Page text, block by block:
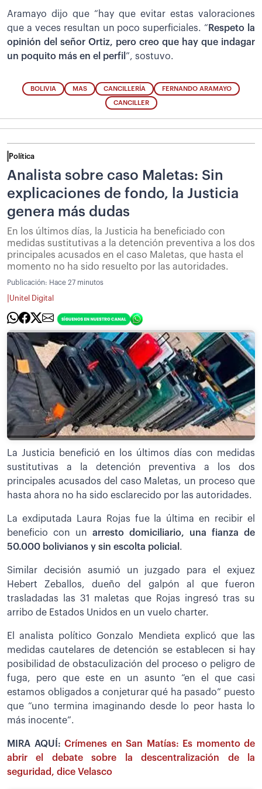
Aramayo dijo que “hay que evitar estas valoraciones
que a veces resultan un poco superficiales. “ Respeto la
opinión del señor Ortiz, pero creo que hay que indagar
un poquito más en el perfil ”, sostuvo.
BOLIVIA MAS CANCILLERÍA FERNANDO ARAMAYO
CANCILLER
Política
Analista sobre caso Maletas: Sin
explicaciones de fondo, la Justicia
genera más dudas
En los últimos días, la Justicia ha beneficiado con
medidas sustitutivas a la detención preventiva a los dos
principales acusados en el caso Maletas, que hasta el
momento no ha sido resuelto por las autoridades.
Publicación: Hace 27 minutos
Unitel Digital
La Justicia benefició en los últimos días con medidas
sustitutivas a la detención preventiva a los dos
principales acusados del caso Maletas, un proceso que
hasta ahora no ha sido esclarecido por las autoridades.
La exdiputada Laura Rojas fue la última en recibir el
beneficio con un arresto domiciliario, una fianza de
50.000 bolivianos y sin escolta policial .
Similar decisión asumió un juzgado para el exjuez
Hebert Zeballos, dueño del galpón al que fueron
trasladadas las 31 maletas que Rojas ingresó tras su
arribo de Estados Unidos en un vuelo charter.
El analista político Gonzalo Mendieta explicó que las
medidas cautelares de detención se establecen si hay
posibilidad de obstaculización del proceso o peligro de
fuga, pero que este en un asunto “en el que casi
estamos obligados a conjeturar qué ha pasado” puesto
que “uno termina imaginando desde lo peor hasta lo
más inocente”.
MIRA AQUÍ: Crímenes en San Matías: Es momento de
abrir el debate sobre la descentralización de la
seguridad, dice Velasco